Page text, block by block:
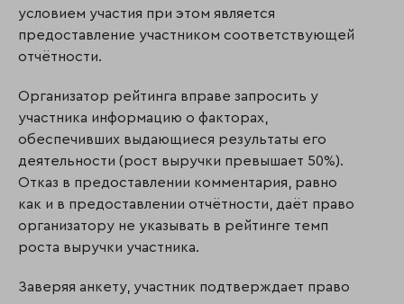
условием участия при этом является
предоставление участником соответствующей
отчётности.
Организатор рейтинга вправе запросить у
участника информацию о факторах,
обеспечивших выдающиеся результаты его
деятельности (рост выручки превышает 50%).
Отказ в предоставлении комментария, равно
как и в предоставлении отчётности, даёт право
организатору не указывать в рейтинге темп
роста выручки участника.
Заверяя анкету, участник подтверждает право